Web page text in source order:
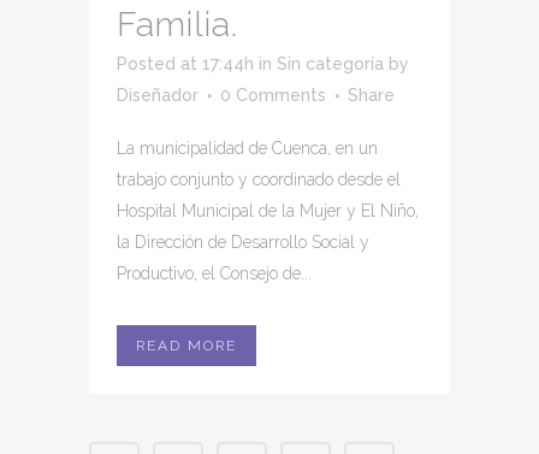
Familia.
Posted at 17:44h in Sin categoría by
Diseñador
0 Comments Share
La municipalidad de Cuenca, en un
trabajo conjunto y coordinado desde el
Hospital Municipal de la Mujer y El Niño,
la Dirección de Desarrollo Social y
Productivo, el Consejo de...
READ MORE